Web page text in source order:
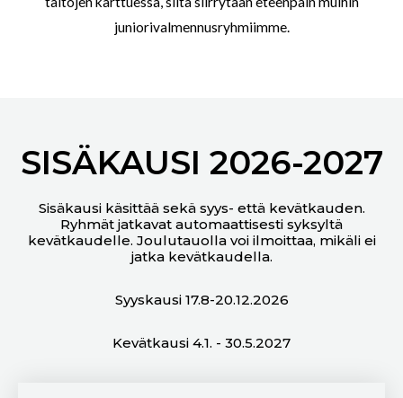
juniorivalmennusryhmiimme.
SISÄKAUSI 2026-2027
Sisäkausi käsittää sekä syys- että kevätkauden.
Ryhmät jatkavat automaattisesti syksyltä
kevätkaudelle. Joulutauolla voi ilmoittaa, mikäli ei
jatka kevätkaudella.
Syyskausi 17.8-20.12.2026
Kevätkausi 4.1. - 30.5.2027